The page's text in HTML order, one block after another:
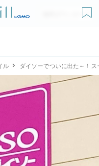
無料ダウンロード
ル ダイソーでついに出た～！